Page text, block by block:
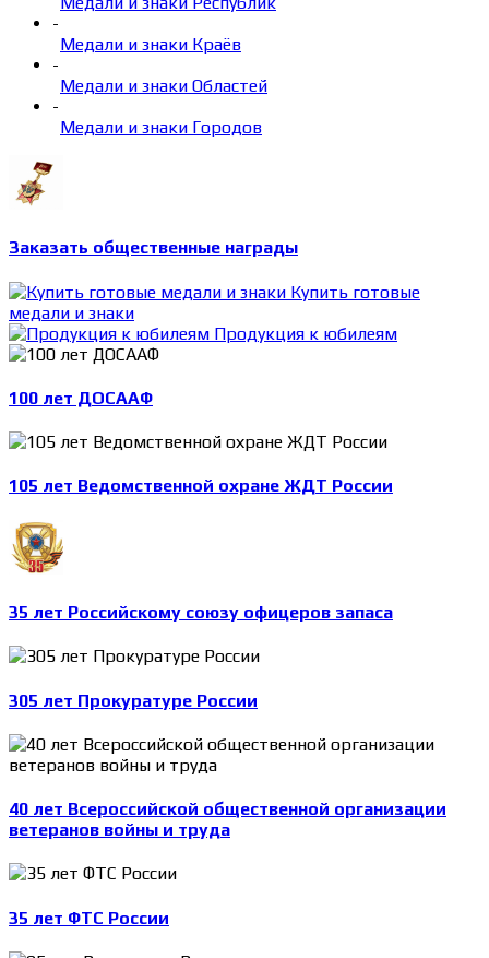
-
Медали и знаки Краёв
-
Медали и знаки Областей
-
Медали и знаки Городов
Заказать общественные награды
Купить готовые
медали и знаки
Продукция к юбилеям
100 лет ДОСААФ
105 лет Ведомственной охране ЖДТ России
35 лет Российскому союзу офицеров запаса
305 лет Прокуратуре России
40 лет Всероссийской общественной организации
ветеранов войны и труда
35 лет ФТС России